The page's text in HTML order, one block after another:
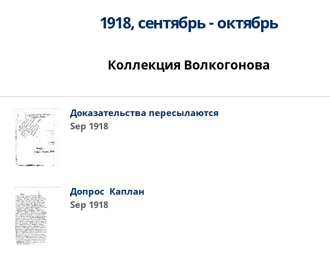
1918, сентябрь - октябрь
Коллекция Волкогонова
Доказательства пересылаются
Sep 1918
Допрос Каплан
Sep 1918